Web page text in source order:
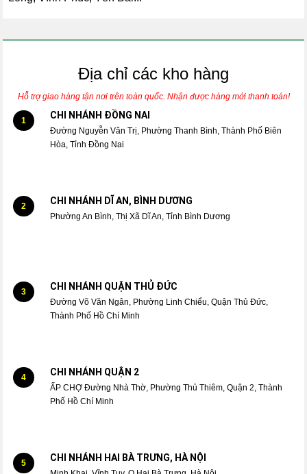
Địa chỉ các kho hàng
Hỗ trợ giao hàng tận nơi trên toàn quốc. Nhận được hàng mới thanh toán!
1 CHI NHÁNH ĐỒNG NAI
Đường Nguyễn Văn Trị, Phường Thanh Bình, Thành Phố Biên
Hòa, Tỉnh Đồng Nai
2 CHI NHÁNH DĨ AN, BÌNH DƯƠNG
Phường An Bình, Thị Xã Dĩ An, Tỉnh Bình Dương
3 CHI NHÁNH QUẬN THỦ ĐỨC
Đường Võ Văn Ngân, Phường Linh Chiểu, Quận Thủ Đức,
Thành Phố Hồ Chí Minh
4 CHI NHÁNH QUẬN 2
ẤP CHỢ Đường Nhà Thờ, Phường Thủ Thiêm, Quận 2, Thành
Phố Hồ Chí Minh
5 CHI NHÁNH HAI BÀ TRƯNG, HÀ NỘI